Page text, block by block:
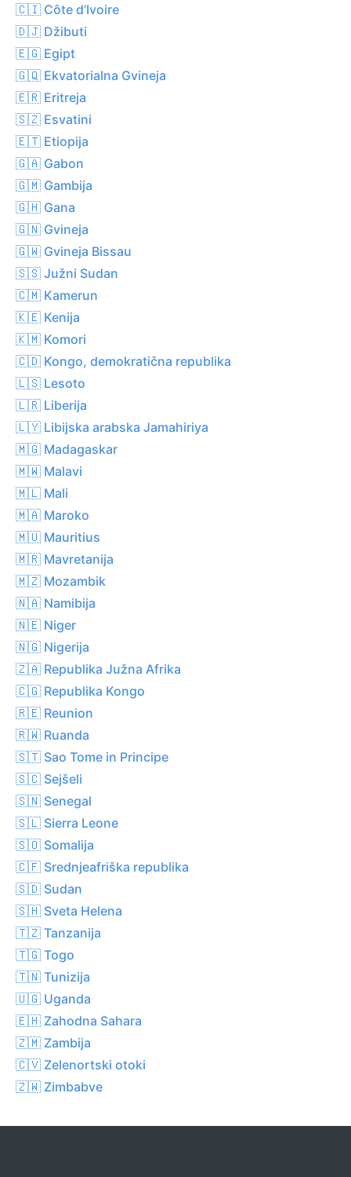
🇨🇮 Côte d’Ivoire
🇩🇯 Džibuti
🇪🇬 Egipt
🇬🇶 Ekvatorialna Gvineja
🇪🇷 Eritreja
🇸🇿 Esvatini
🇪🇹 Etiopija
🇬🇦 Gabon
🇬🇲 Gambija
🇬🇭 Gana
🇬🇳 Gvineja
🇬🇼 Gvineja Bissau
🇸🇸 Južni Sudan
🇨🇲 Kamerun
🇰🇪 Kenija
🇰🇲 Komori
🇨🇩 Kongo, demokratična republika
🇱🇸 Lesoto
🇱🇷 Liberija
🇱🇾 Libijska arabska Jamahiriya
🇲🇬 Madagaskar
🇲🇼 Malavi
🇲🇱 Mali
🇲🇦 Maroko
🇲🇺 Mauritius
🇲🇷 Mavretanija
🇲🇿 Mozambik
🇳🇦 Namibija
🇳🇪 Niger
🇳🇬 Nigerija
🇿🇦 Republika Južna Afrika
🇨🇬 Republika Kongo
🇷🇪 Reunion
🇷🇼 Ruanda
🇸🇹 Sao Tome in Principe
🇸🇨 Sejšeli
🇸🇳 Senegal
🇸🇱 Sierra Leone
🇸🇴 Somalija
🇨🇫 Srednjeafriška republika
🇸🇩 Sudan
🇸🇭 Sveta Helena
🇹🇿 Tanzanija
🇹🇬 Togo
🇹🇳 Tunizija
🇺🇬 Uganda
🇪🇭 Zahodna Sahara
🇿🇲 Zambija
🇨🇻 Zelenortski otoki
🇿🇼 Zimbabve